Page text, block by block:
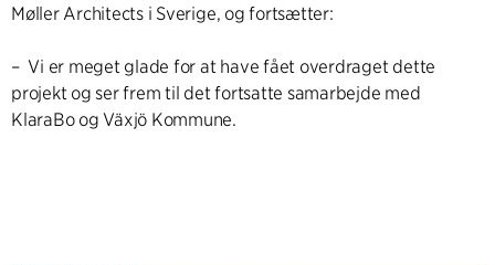
Møller Architects i Sverige, og fortsætter:
– Vi er meget glade for at have fået overdraget dette
projekt og ser frem til det fortsatte samarbejde med
KlaraBo og Växjö Kommune.